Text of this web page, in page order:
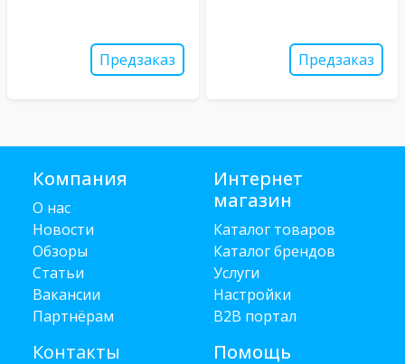
Предзаказ Предзаказ
Компания
О нас
Новости
Обзоры
Статьи
Вакансии
Партнёрам
Контакты
Интернет
магазин
Каталог товаров
Каталог брендов
Услуги
Настройки
B2B портал
Помощь